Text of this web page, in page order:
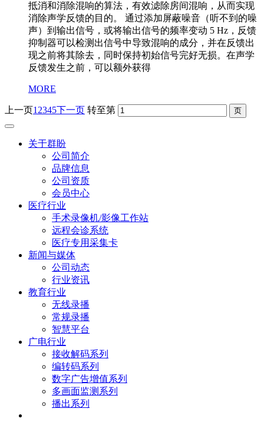
抵消和消除混响的算法，有效滤除房间混响，从而实现
消除声学反馈的目的。 通过添加屏蔽噪音（听不到的噪
声）到输出信号，或将输出信号的频率变动 5 Hz，反馈
抑制器可以检测出信号中导致混响的成分，并在反馈出
现之前将其除去，同时保持初始信号完好无损。在声学
反馈发生之前，可以额外获得
MORE
上一页1 2345下一页 转至第
关于群盼
公司简介
品牌信息
公司资质
会员中心
医疗行业
手术录像机/影像工作站
远程会诊系统
医疗专用采集卡
新闻与媒体
公司动态
行业资讯
教育行业
无线录播
常规录播
智慧平台
广电行业
接收解码系列
编转码系列
数字广告增值系列
多画面监测系列
播出系列